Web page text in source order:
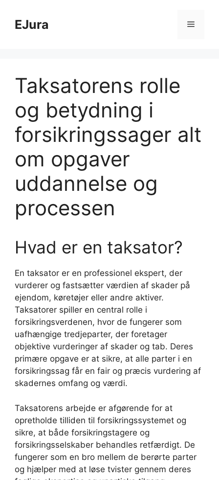
indholdEJura Menu
Taksatorens rolle
og betydning i
forsikringssager alt
om opgaver
uddannelse og
processen
Hvad er en taksator?
En taksator er en professionel ekspert, der
vurderer og fastsætter værdien af skader på
ejendom, køretøjer eller andre aktiver.
Taksatorer spiller en central rolle i
forsikringsverdenen, hvor de fungerer som
uafhængige tredjeparter, der foretager
objektive vurderinger af skader og tab. Deres
primære opgave er at sikre, at alle parter i en
forsikringssag får en fair og præcis vurdering af
skadernes omfang og værdi.
Taksatorens arbejde er afgørende for at
opretholde tilliden til forsikringssystemet og
sikre, at både forsikringstagere og
forsikringsselskaber behandles retfærdigt. De
fungerer som en bro mellem de berørte parter
og hjælper med at løse tvister gennem deres